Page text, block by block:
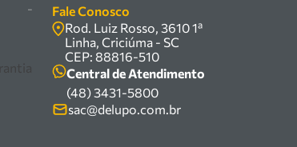
-
Fale Conosco
Rod. Luiz Rosso, 3610 1ª
Linha, Criciúma - SC
CEP: 88816-510
Central de Atendimento
(48) 3431-5800
sac@delupo.com.br